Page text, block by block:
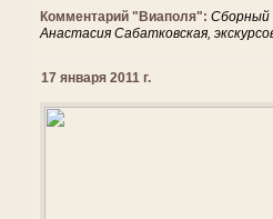
Комментарий "Виаполя": Сборный
Анастасия Сабатковская,
17 января 2011 г.